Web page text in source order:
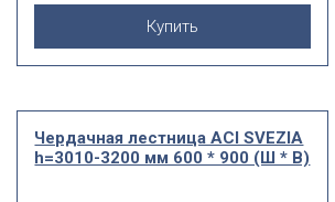
Купить
Чердачная лестница ACI SVEZIA
h=3010-3200 мм 600 * 900 (Ш * В)